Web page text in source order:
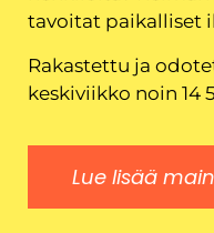
tavoitat paikalliset
Rakastettu ja
keskiviikko noin 14
Lue lisää